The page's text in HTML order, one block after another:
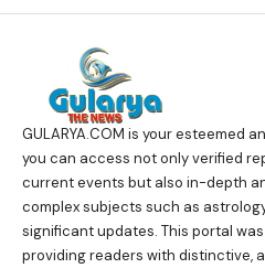
GULARYA.COM is your esteemed
you can access not only verified
current events but also in-depth
complex subjects such as
significant updates. This portal
providing readers with distinctive,